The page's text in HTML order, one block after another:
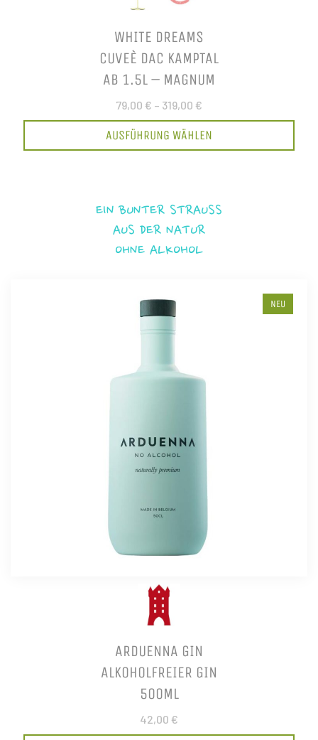
WHITE DREAMS
CUVEÈ DAC KAMPTAL
AB 1.5L – MAGNUM
79,00 € – 319,00 €
AUSFÜHRUNG WÄHLEN
EIN BUNTER STRAUSS
AUS DER NATUR
OHNE ALKOHOL
NEU
ARDUENNA GIN
ALKOHOLFREIER GIN
500ML
42,00 €